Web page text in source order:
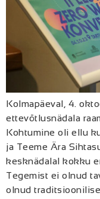
Kolmapäeval, 4.
ettevõtlusnädala
Kohtumine oli ellu
ja Teeme Ära
kesknädalal kokku
Tegemist ei olnud
olnud